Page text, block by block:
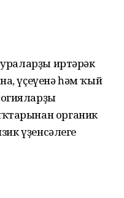
иртәрәк
үҫеүенә һәм ҡый
органик
үҙенсәлеге